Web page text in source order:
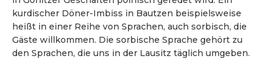
kurdischer Döner-Imbiss in Bautzen beispielsweise
heißt in einer Reihe von Sprachen, auch sorbisch, die
Gäste willkommen. Die sorbische Sprache gehört zu
den Sprachen, die uns in der Lausitz täglich umgeben.